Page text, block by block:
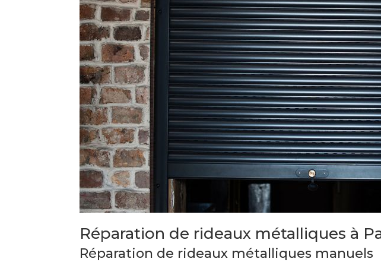
Réparation de rideaux métalliques à
Réparation de rideaux métalliques manuels